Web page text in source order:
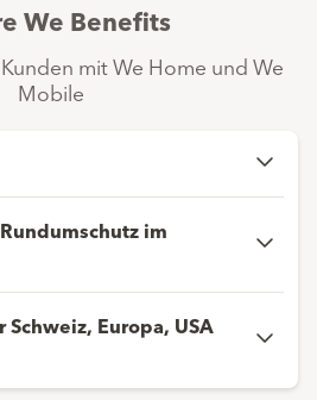
We Benefits
mit We Home und We
Mobile
im
Europa, USA